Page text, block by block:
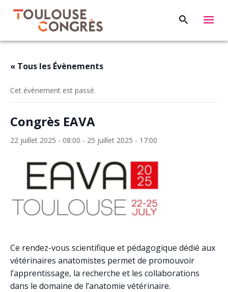
« Tous les Évènements
Cet évènement est passé.
Congrès EAVA
22 juillet 2025 - 08:00 - 25 juillet 2025 - 17:00
Ce rendez-vous scientifique et pédagogique dédié aux
vétérinaires anatomistes permet de promouvoir
l’apprentissage, la recherche et les collaborations
dans le domaine de l’anatomie vétérinaire.